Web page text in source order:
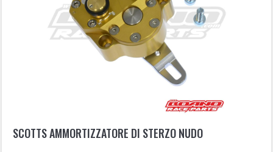
SCOTTS AMMORTIZZATORE DI STERZO NUDO